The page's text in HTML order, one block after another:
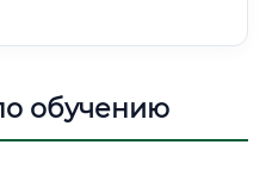
рост доли газа и
обучению